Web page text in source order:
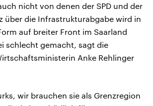
nicht von denen der SPD und der
über die Infrastrukturabgabe wird in
auf breiter Front im Saarland
schlecht gemacht, sagt die
Anke Rehlinger
wir brauchen sie als Grenzregion